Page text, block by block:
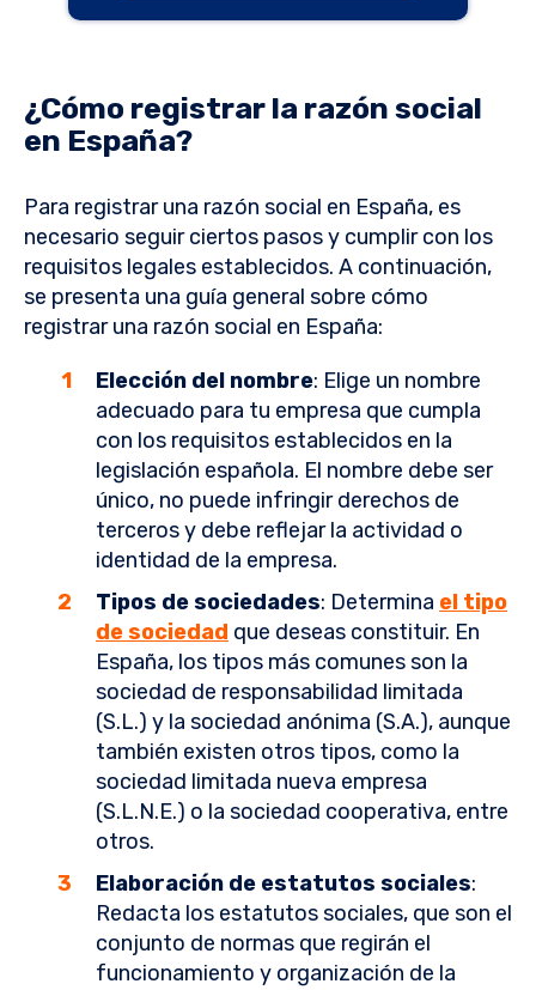
¿Cómo registrar la razón social
en España?
Para registrar una razón social en España, es
necesario seguir ciertos pasos y cumplir con los
requisitos legales establecidos. A continuación,
se presenta una guía general sobre cómo
registrar una razón social en España:
Elección del nombre: Elige un nombre
adecuado para tu empresa que cumpla
con los requisitos establecidos en la
legislación española. El nombre debe ser
único, no puede infringir derechos de
terceros y debe reflejar la actividad o
identidad de la empresa.
Tipos de sociedades: Determina el tipo
de sociedad que deseas constituir. En
España, los tipos más comunes son la
sociedad de responsabilidad limitada
(S.L.) y la sociedad anónima (S.A.), aunque
también existen otros tipos, como la
sociedad limitada nueva empresa
(S.L.N.E.) o la sociedad cooperativa, entre
otros.
Elaboración de estatutos sociales:
Redacta los estatutos sociales, que son el
conjunto de normas que regirán el
funcionamiento y organización de la